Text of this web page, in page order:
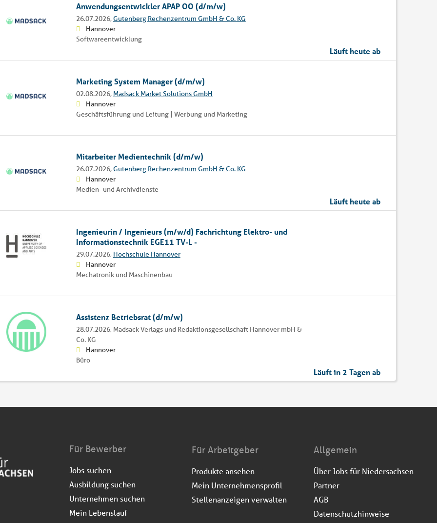
Anwendungsentwickler APAP OO (d/m/w)
26.07.2026,Gutenberg Rechenzentrum GmbH & Co. KG
Hannover
Softwareentwicklung
Läuft heute ab
Marketing System Manager (d/m/w)
02.08.2026, Madsack Market Solutions GmbH
Hannover
Geschäftsführung und Leitung | Werbung und Marketing
Mitarbeiter Medientechnik (d/m/w)
26.07.2026,Gutenberg Rechenzentrum GmbH & Co. KG
Hannover
Medien- und Archivdienste
Läuft heute ab
Ingenieurin / Ingenieurs (m/w/d) Fachrichtung Elektro- und
Informationstechnik EGE11 TV-L -
29.07.2026, Hochschule Hannover
Hannover
Mechatronik und Maschinenbau
Assistenz Betriebsrat (d/m/w)
28.07.2026, Madsack Verlags und Redaktionsgesellschaft Hannover mbH &
Co. KG
Hannover
Büro
Läuft in 2 Tagen ab
Für Bewerber
Jobs suchen
Ausbildung suchen
Unternehmen suchen
Mein Lebenslauf
Für Arbeitgeber
Produkte ansehen
Mein Unternehmensprofil
Stellenanzeigen verwalten
Allgemein
Über Jobs für Niedersachsen
Partner
AGB
Datenschutzhinweise